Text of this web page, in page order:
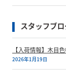
スタッフブ
【入荷情報】木目
2026年1月19日